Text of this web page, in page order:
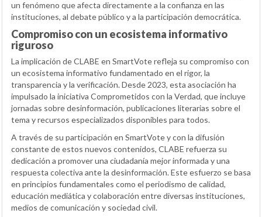
un fenómeno que afecta directamente a la confianza en las
instituciones, al debate público y a la participación democrática.
Compromiso con un ecosistema informativo
riguroso
La implicación de CLABE en SmartVote refleja su compromiso con
un ecosistema informativo fundamentado en el rigor, la
transparencia y la verificación. Desde 2023, esta asociación ha
impulsado la iniciativa Comprometidos con la Verdad, que incluye
jornadas sobre desinformación, publicaciones literarias sobre el
tema y recursos especializados disponibles para todos.
A través de su participación en SmartVote y con la difusión
constante de estos nuevos contenidos, CLABE refuerza su
dedicación a promover una ciudadanía mejor informada y una
respuesta colectiva ante la desinformación. Este esfuerzo se basa
en principios fundamentales como el periodismo de calidad,
educación mediática y colaboración entre diversas instituciones,
medios de comunicación y sociedad civil.